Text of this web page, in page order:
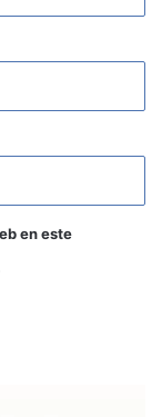
en este